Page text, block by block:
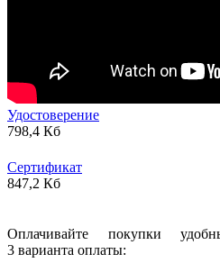
Удостоверение
798,4 Кб
Сертификат
847,2 Кб
Оплачивайте покупки
3 варианта оплаты: